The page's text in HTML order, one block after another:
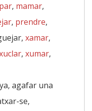
, mamar,
, prendre,
xamar,
, xumar,
agafar una
se,